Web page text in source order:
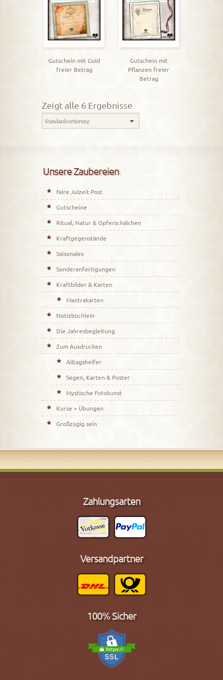
Gutschein mit Gold
freier Betrag
Gutschein mit
Pflanzen freier
Betrag
Zeigt alle 6 Ergebnisse
Unsere Zaubereien
Faire Julzeit Post
Gutscheine
Ritual, Natur & Opferschälchen
Kraftgegenstände
Saisonales
Sonderanfertigungen
Kraftbilder & Karten
Mantrakarten
Notizbüchlein
Die Jahresbegleitung
Zum Ausdrucken
Alltagshelfer
Segen, Karten & Poster
Mystische Fotokunst
Kurse + Übungen
Großzügig sein
Zahlungsarten
Versandpartner
100% Sicher